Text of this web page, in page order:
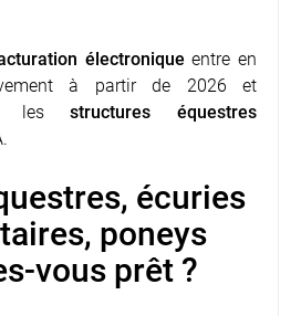
électronique entre en
à partir de 2026 et
lesstructures équestres
écuries
poneys
vous prêt ?